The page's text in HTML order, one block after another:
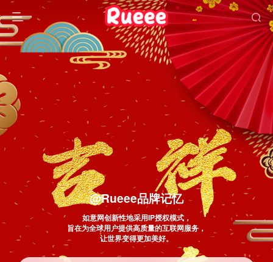
@Rueee品牌记忆
如意网创新性地采用IP授权模式，
旨在为全球用户提供高质量的互联网服务，
让世界变得更加美好。